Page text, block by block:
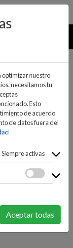
>TERMOS Y
optimizar nuestro
necesitamos tu
Esto
de acuerdo
de datos fuera del
Siempre activas
Aceptar todas